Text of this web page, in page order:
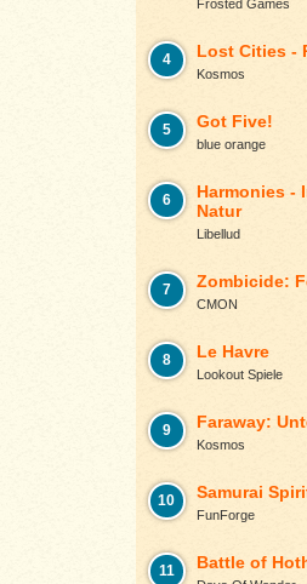
Frosted Games
4 Lost Cities -
Kosmos
5 Got Five!
blue orange
6
Harmonies -
Natur
Libellud
7 Zombicide:
CMON
8 Le Havre
Lookout Spiele
9 Faraway:
Kosmos
10 Samurai
FunForge
11 Battle of